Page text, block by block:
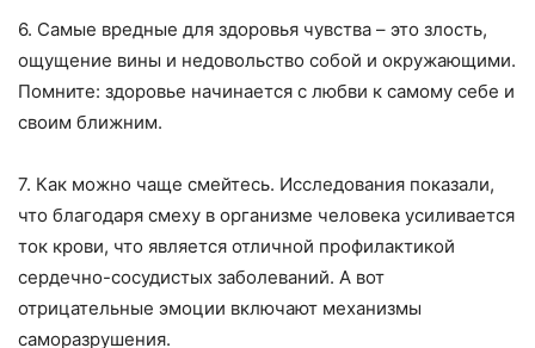
6. Самые вредные для здоровья чувства – это злость,
ощущение вины и недовольство собой и окружающими.
Помните: здоровье начинается с любви к самому себе и
своим ближним.
7. Как можно чаще смейтесь. Исследования показали,
что благодаря смеху в организме человека усиливается
ток крови, что является отличной профилактикой
сердечно-сосудистых заболеваний. А вот
отрицательные эмоции включают механизмы
саморазрушения.